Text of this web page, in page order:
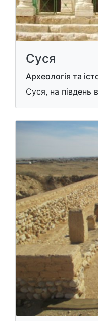
Суся
Археологія та
Суся, на південь